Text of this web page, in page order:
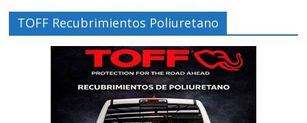
TOFF Recubrimientos Poliuretano